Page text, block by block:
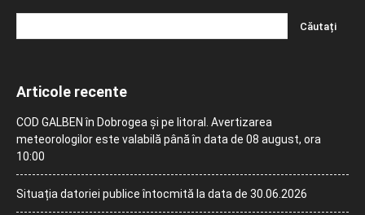
Articole recente
COD GALBEN în Dobrogea și pe litoral. Avertizarea
meteorologilor este valabilă până în data de 08 august, ora
10:00
Situația datoriei publice întocmită la data de 30.06.2026